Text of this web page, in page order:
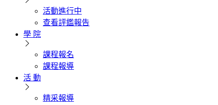
活動進行中
查看評鑑報告
學 院
課程報名
課程報導
活 動
精采報導